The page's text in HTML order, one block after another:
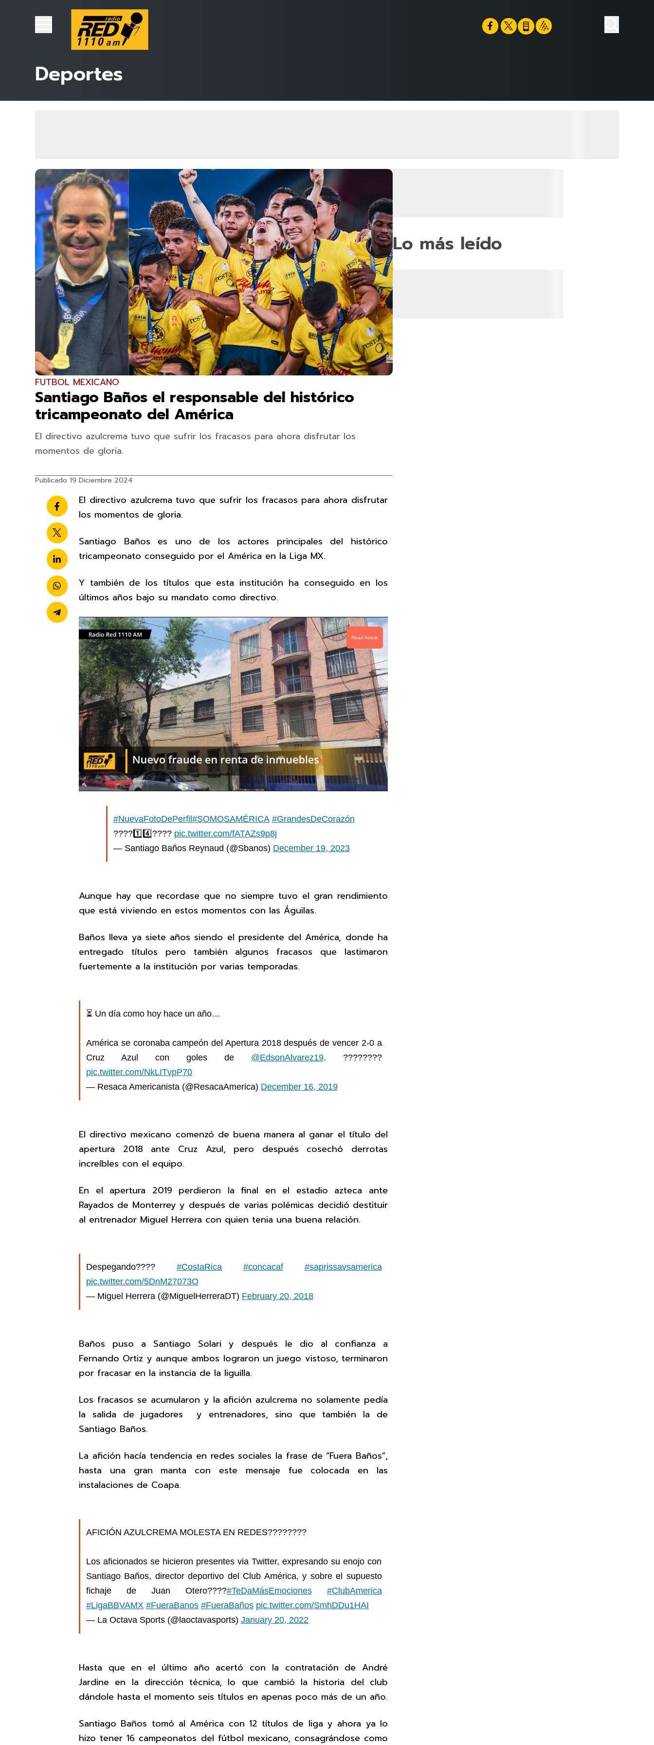
Deportes
FUTBOL MEXICANO
Santiago Baños el responsable del histórico
tricampeonato del América
El directivo azulcrema tuvo que sufrir los fracasos para ahora disfrutar los
momentos de gloria.
Publicado 19 Diciembre 2024
El directivo azulcrema tuvo que sufrir los fracasos para ahora disfrutar
los momentos de gloria.
Santiago Baños es uno de los actores principales del histórico
tricampeonato conseguido por el América en la Liga MX.
Y también de los títulos que esta institución ha conseguido en los
últimos años bajo su mandato como directivo.
Read Article
#NuevaFotoDePerfil #SOMOSAMÉRICA #GrandesDeCorazón
????1️⃣4️⃣???? pic.twitter.com/fATAZs9p8j
— Santiago Baños Reynaud (@Sbanos) December 19, 2023
Aunque hay que recordase que no siempre tuvo el gran rendimiento
que está viviendo en estos momentos con las Águilas.
Baños lleva ya siete años siendo el presidente del América, donde ha
entregado títulos pero también algunos fracasos que lastimaron
fuertemente a la institución por varias temporadas.
⏳ Un día como hoy hace un año…
América se coronaba campeón del Apertura 2018 después de vencer 2-0 a
Cruz Azul con goles de @EdsonAlvarez19. ????????
pic.twitter.com/NkLITvpP70
— Resaca Americanista (@ResacaAmerica) December 16, 2019
El directivo mexicano comenzó de buena manera al ganar el título del
apertura 2018 ante Cruz Azul, pero después cosechó derrotas
increíbles con el equipo.
En el apertura 2019 perdieron la final en el estadio azteca ante
Rayados de Monterrey y después de varias polémicas decidió destituir
al entrenador Miguel Herrera con quien tenia una buena relación.
Despegando???? #CostaRica #concacaf
#saprissavsamerica
pic.twitter.com/5DnM27073O
— Miguel Herrera (@MiguelHerreraDT) February 20, 2018
Baños puso a Santiago Solari y después le dio al confianza a
Fernando Ortiz y aunque ambos lograron un juego vistoso, terminaron
por fracasar en la instancia de la liguilla.
Los fracasos se acumularon y la afición azulcrema no solamente pedía
la salida de jugadores y entrenadores, sino que también la de
Santiago Baños.
La afición hacía tendencia en redes sociales la frase de “Fuera Baños”,
hasta una gran manta con este mensaje fue colocada en las
instalaciones de Coapa.
AFICIÓN AZULCREMA MOLESTA EN REDES????????
Los aficionados se hicieron presentes via Twitter, expresando su enojo con
Santiago Baños, director deportivo del Club América, y sobre el supuesto
fichaje de Juan Otero????#TeDaMásEmociones
#ClubAmerica
#LigaBBVAMX #FueraBanos #FueraBaños pic.twitter.com/SmhDDu1HAI
— La Octava Sports (@laoctavasports) January 20, 2022
Hasta que en el último año acertó con la contratación de André
Jardine en la dirección técnica, lo que cambió la historia del club
dándole hasta el momento seis títulos en apenas poco más de un año.
Santiago Baños tomó al América con 12 títulos de liga y ahora ya lo
hizo tener 16 campeonatos del fútbol mexicano, consagrándose como
Lo más leído